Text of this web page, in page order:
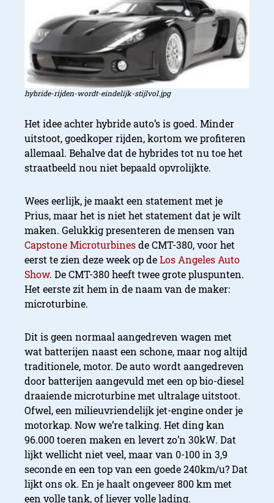
hybride-rijden-wordt-eindelijk-stijlvol.jpg
Het idee achter hybride auto’s is goed. Minder
uitstoot, goedkoper rijden, kortom we profiteren
allemaal. Behalve dat de hybrides tot nu toe het
straatbeeld nou niet bepaald opvrolijkte.
Wees eerlijk, je maakt een statement met je
Prius, maar het is niet het statement dat je wilt
maken. Gelukkig presenteren de mensen van
Capstone Microturbinesde CMT-380, voor het
eerst te zien deze week op deLos Angeles Auto
Show. De CMT-380 heeft twee grote pluspunten.
Het eerste zit hem in de naam van de maker:
microturbine.
Dit is geen normaal aangedreven wagen met
wat batterijen naast een schone, maar nog altijd
traditionele, motor. De auto wordt aangedreven
door batterijen aangevuld met een op bio-diesel
draaiende microturbine met ultralage uitstoot.
Ofwel, een milieuvriendelijk jet-engine onder je
motorkap. Now we’re talking. Het ding kan
96.000 toeren maken en levert zo’n 30kW. Dat
lijkt wellicht niet veel, maar van 0-100 in 3,9
seconde en een top van een goede 240km/u? Dat
lijkt ons ok. En je haalt ongeveer 800 km met
een volle tank, of liever volle lading.